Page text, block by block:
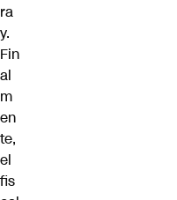
ra
y.
Fin
al
m
en
te,
el
fis